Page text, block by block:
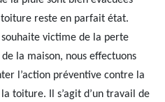
reste en parfait état.
victime de la perte
la maison, nous effectuons
l’action préventive contre la
toiture. Il s’agit d’un travail de